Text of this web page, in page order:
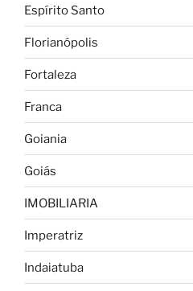
Espírito Santo
Florianópolis
Fortaleza
Franca
Goiania
Goiás
IMOBILIARIA
Imperatriz
Indaiatuba